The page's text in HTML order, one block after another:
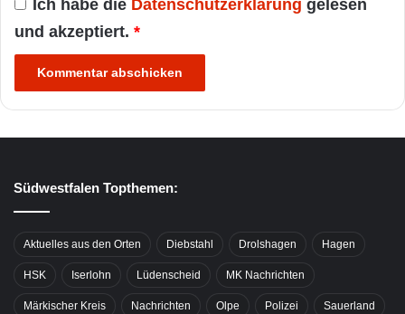
Ich habe die Datenschutzerklärung gelesen
und akzeptiert. *
Südwestfalen Topthemen:
Aktuelles aus den Orten Diebstahl Drolshagen Hagen
HSK Iserlohn Lüdenscheid MK Nachrichten
Märkischer Kreis Nachrichten Olpe Polizei Sauerland